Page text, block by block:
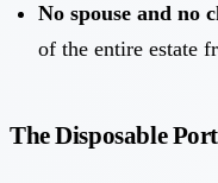
No spouse and no
of the entire estate
The Disposable